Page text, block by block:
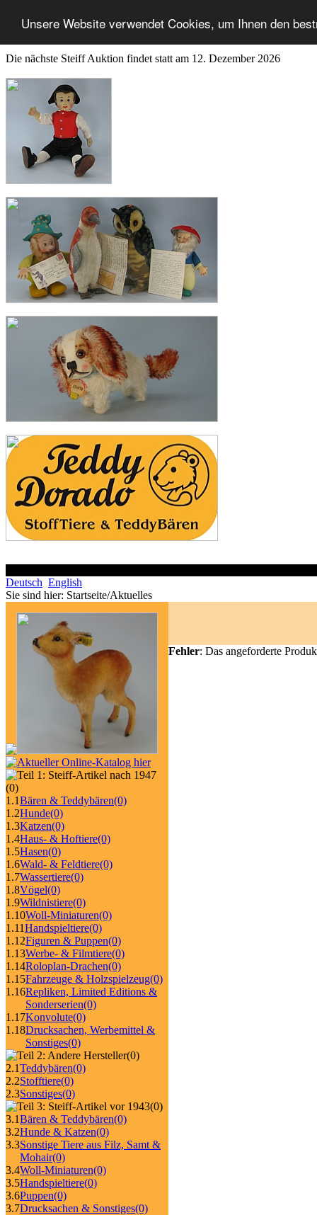
Unsere Website verwendet Cookies, um Ihnen den
Die nächste Steiff Auktion findet statt am 12. Dezember 2026
Deutsch English
Sie sind hier: Startseite/Aktuelles
(0)
1.1Bären & Teddybären(0)
1.2Hunde(0)
1.3Katzen(0)
1.4Haus- & Hoftiere(0)
1.5Hasen(0)
1.6Wald- & Feldtiere(0)
1.7Wassertiere(0)
1.8Vögel(0)
1.9Wildnistiere(0)
1.10Woll-Miniaturen(0)
1.11Handspieltiere(0)
1.12Figuren & Puppen(0)
1.13Werbe- & Filmtiere(0)
1.14Roloplan-Drachen(0)
1.15Fahrzeuge & Holzspielzeug(0)
1.16Repliken, Limited Editions &
Sonderserien(0)
1.17Konvolute(0)
1.18Drucksachen, Werbemittel &
Sonstiges(0)
(0)
2.1Teddybären(0)
2.2Stofftiere(0)
2.3Sonstiges(0)
(0)
3.1Bären & Teddybären(0)
3.2Hunde & Katzen(0)
3.3Sonstige Tiere aus Filz, Samt &
Mohair(0)
3.4Woll-Miniaturen(0)
3.5Handspieltiere(0)
3.6Puppen(0)
3.7Drucksachen & Sonstiges(0)
Fehler: Das angeforderte